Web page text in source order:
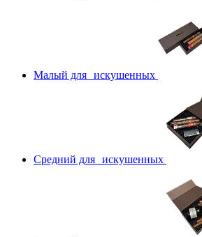
Малый для искушенных
Средний для искушенных